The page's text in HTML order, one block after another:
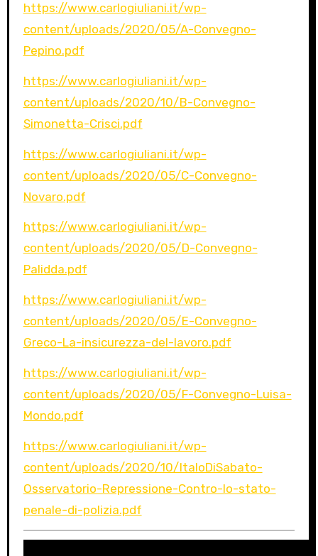
https://www.carlogiuliani.it/wp-
content/uploads/2020/05/A-Convegno-
Pepino.pdf
https://www.carlogiuliani.it/wp-
content/uploads/2020/10/B-Convegno-
Simonetta-Crisci.pdf
https://www.carlogiuliani.it/wp-
content/uploads/2020/05/C-Convegno-
Novaro.pdf
https://www.carlogiuliani.it/wp-
content/uploads/2020/05/D-Convegno-
Palidda.pdf
https://www.carlogiuliani.it/wp-
content/uploads/2020/05/E-Convegno-
Greco-La-insicurezza-del-lavoro.pdf
https://www.carlogiuliani.it/wp-
content/uploads/2020/05/F-Convegno-Luisa-
Mondo.pdf
https://www.carlogiuliani.it/wp-
content/uploads/2020/10/ItaloDiSabato-
Osservatorio-Repressione-Contro-lo-stato-
penale-di-polizia.pdf